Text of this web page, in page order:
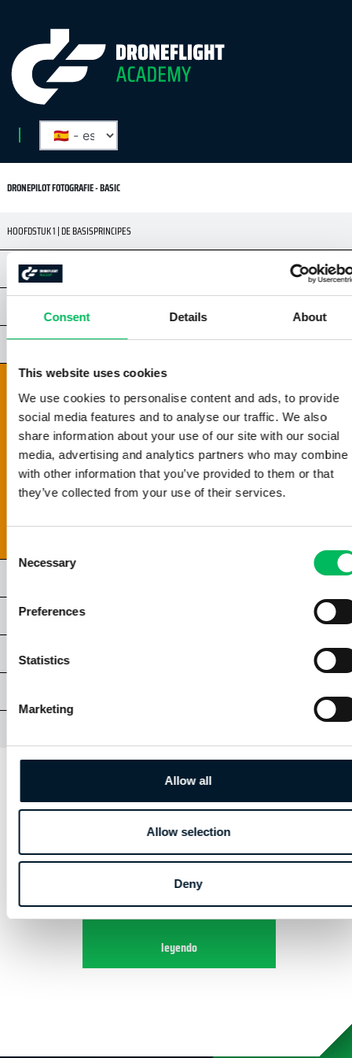
Consent Details About
This website uses cookies
We use cookies to personalise content and ads, to provide
social media features and to analyse our traffic. We also
share information about your use of our site with our social
media, advertising and analytics partners who may combine
with other information that you’ve provided to them or that
they’ve collected from your use of their services.
Selection
Necessary
Preferences
Statistics
Marketing
Allow all
Allow selection
Deny
DRONEPILOT FOTOGRAFIE - BASIC
HOOFDSTUK 1 | DE BASISPRINCIPES
HOOFDSTUK 2 | REGELS EN VEILIGHEID
HOOFDSTUK 4 | BASISKENNIS DIGITALE CAMERA
HOOFDSTUK 5 | ALGEMEEN LICHT & BELICHTING
5.1 | DIAFRAGMA EN SCHERPTEDIEPTE
5.2 | SLUITERTIJD
5.4 | DE BELICHTINGSDRIEHOEK
5.5 | HISTOGRAM
5.7 | WITBALANS
HOOFDSTUK 7 | COMPOSITIE & FRAMING
HOOFDSTUK 8 | SPECIALE TECHNIEKEN
HOOFDSTUK 5 | ALGEMEEN LICHT &
Crear una cuenta para seguir
leyendo